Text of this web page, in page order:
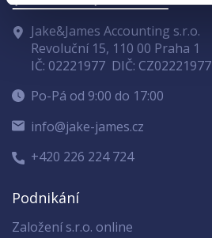
Jake&James Accounting s.r.o.
Revoluční 15, 110 00 Praha 1
IČ: 02221977 DIČ: CZ02221977
Po-Pá od 9:00 do 17:00
info@jake-james.cz
+420 226 224 724
Podnikání
Založení s.r.o. online